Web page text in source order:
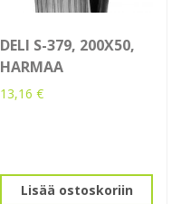
DELI S-379, 200X50,
HARMAA
13,16€
Lisää ostoskoriin